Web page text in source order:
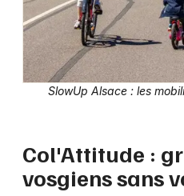
SlowUp Alsace : les
Col'Attitude :
vosgiens sans